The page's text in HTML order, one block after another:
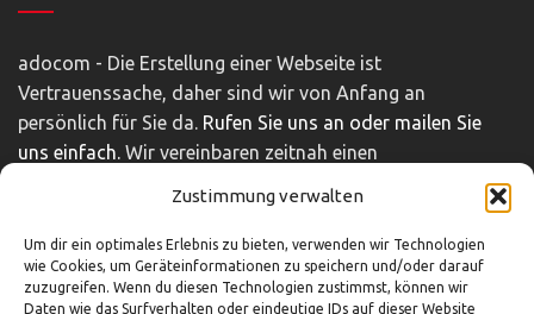
Zustimmung verwalten
Um dir ein optimales Erlebnis zu bieten, verwenden wir Technologien
wie Cookies, um Geräteinformationen zu speichern und/oder darauf
zuzugreifen. Wenn du diesen Technologien zustimmst, können wir
Daten wie das Surfverhalten oder eindeutige IDs auf dieser Website
adocom - Die Erstellung einer Webseite ist
Vertrauenssache, daher sind wir von Anfang an
persönlich für Sie da. Rufen Sie uns an oder mailen Sie
uns einfach. Wir vereinbaren zeitnah einen
Impressum|Disclaimer |Datenschutz